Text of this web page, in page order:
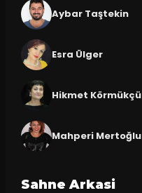
Aybar Taştekin
Esra Ülger
Hikmet Körmükçü
Mahperi Mertoğlu
Sahne Arkasi